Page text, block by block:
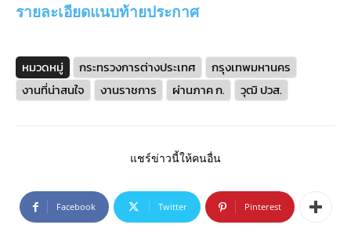
รายละเอียดแนบท้ายประกาศ
หมวดหมู่ กระทรวงการต่างประเทศ
กรุงเทพมหานคร
งานที่น่าสนใจ
งานราชการ ผ่านภาค ก. วุฒิ ปวส.
แชร์ข่าวนี้ให้คนอื่น
Facebook Twitter Pinterest